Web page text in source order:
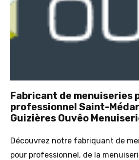
Fabricant de menuiseries
professionnel Saint-
Guizières Ouvêo
Découvrez notre fabriquant de
pour professionnel, de la